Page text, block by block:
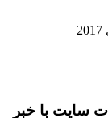
سایت با خبر